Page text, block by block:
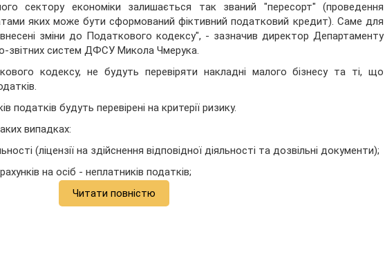
сектору економіки залишається так званий "пересорт" (проведення
яких може бути сформований фіктивний податковий кредит). Саме для
зміни до Податкового кодексу", - зазначив директор Департаменту
звітних систем ДФСУ Микола Чмерука.
кодексу, не будуть перевіряти накладні малого бізнесу та ті, що
податків будуть перевірені на критерії ризику.
випадках:
(ліцензії на здійснення відповідної діяльності та дозвільні документи);
на осіб - неплатників податків;
Читати повністю